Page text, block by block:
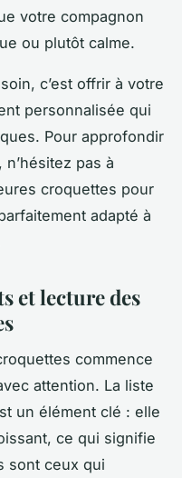
votre compagnon
ou plutôt calme.
c’est offrir à votre
personnalisée qui
Pour approfondir
pas à
croquettes pour
adapté à
et lecture des
commence
attention. La liste
un élément clé : elle
ce qui signifie
sont ceux qui